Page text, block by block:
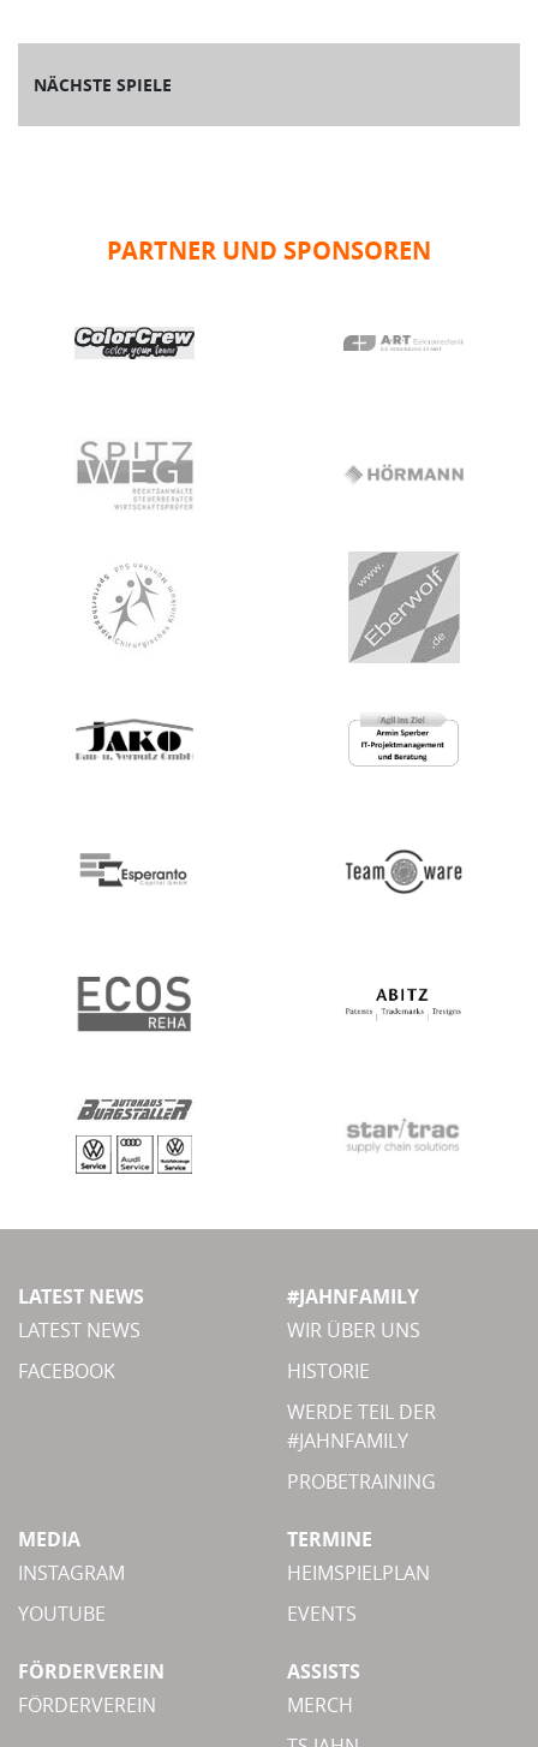
NÄCHSTE SPIELE
PARTNER UND SPONSOREN
LATEST NEWS
LATEST NEWS
FACEBOOK
#JAHNFAMILY
WIR ÜBER UNS
HISTORIE
WERDE TEIL DER
#JAHNFAMILY
PROBETRAINING
MEDIA
INSTAGRAM
YOUTUBE
TERMINE
HEIMSPIELPLAN
EVENTS
FÖRDERVEREIN
FÖRDERVEREIN
ASSISTS
MERCH